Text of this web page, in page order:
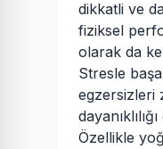
dikkatli ve
fiziksel
olarak da
Stresle
egzersizleri
Özellikle